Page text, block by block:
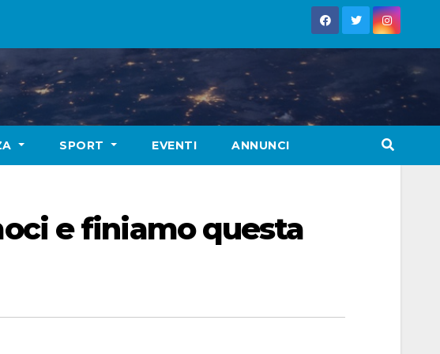
SPORT EVENTI ANNUNCI
e finiamo questa